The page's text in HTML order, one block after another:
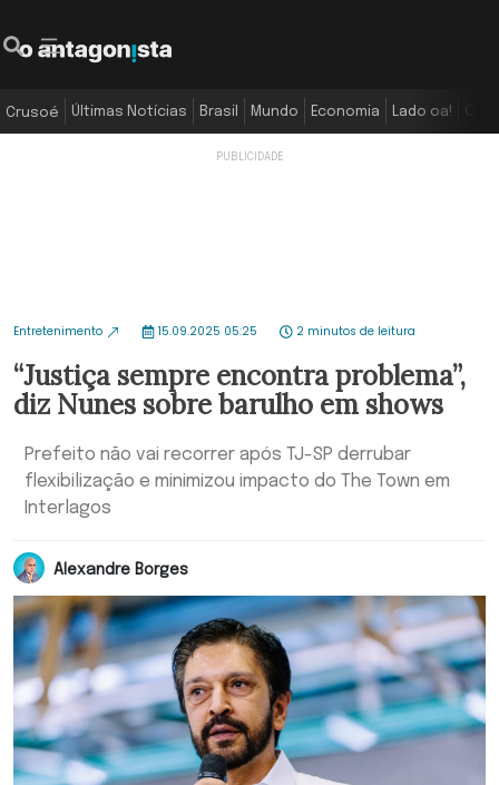
Crusoé Últimas Notícias Brasil Mundo Economia Lado oa!
Entretenimento 15.09.2025 05:25 2 minutos de leitura
“Justiça sempre encontra problema”,
diz Nunes sobre barulho em shows
Prefeito não vai recorrer após TJ-SP derrubar
flexibilização e minimizou impacto do The Town em
Interlagos
Alexandre Borges